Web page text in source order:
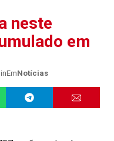
neste
em
EmNotícias